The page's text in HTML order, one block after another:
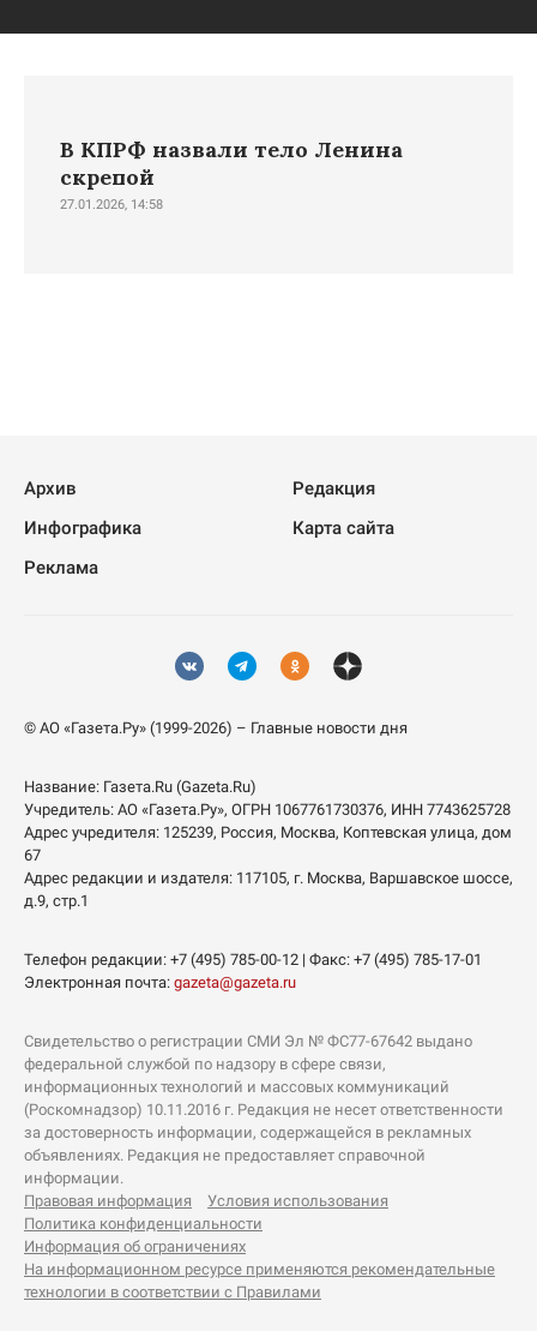
В КПРФ назвали тело Ленина
скрепой
27.01.2026, 14:58
Архив
Редакция
Инфографика
Карта сайта
Реклама
© АО «Газета.Ру» (1999-2026) – Главные новости дня
Название: Газета.Ru (Gazeta.Ru)
Учредитель: АО «Газета.Ру», ОГРН 1067761730376, ИНН 7743625728
Адрес учредителя: 125239, Россия, Москва, Коптевская улица, дом
67
Адрес редакции и издателя: 117105, г. Москва, Варшавское шоссе,
д.9, стр.1
Телефон редакции: +7 (495) 785-00-12 | Факс: +7 (495) 785-17-01
Электронная почта: gazeta@gazeta.ru
Свидетельство о регистрации СМИ Эл № ФС77-67642 выдано
федеральной службой по надзору в сфере связи,
информационных технологий и массовых коммуникаций
(Роскомнадзор) 10.11.2016 г. Редакция не несет ответственности
за достоверность информации, содержащейся в рекламных
объявлениях. Редакция не предоставляет справочной
информации.
Правовая информация
Условия использования
Политика конфиденциальности
Информация об ограничениях
На информационном ресурсе применяются рекомендательные
технологии в соответствии с Правилами